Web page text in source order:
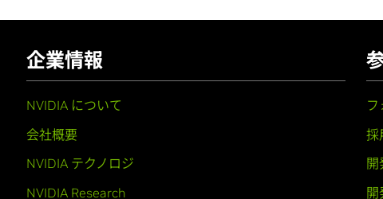
企業情報
NVIDIA について
会社概要
NVIDIA テクノロジ
NVIDIA Research
フ
採
開
開